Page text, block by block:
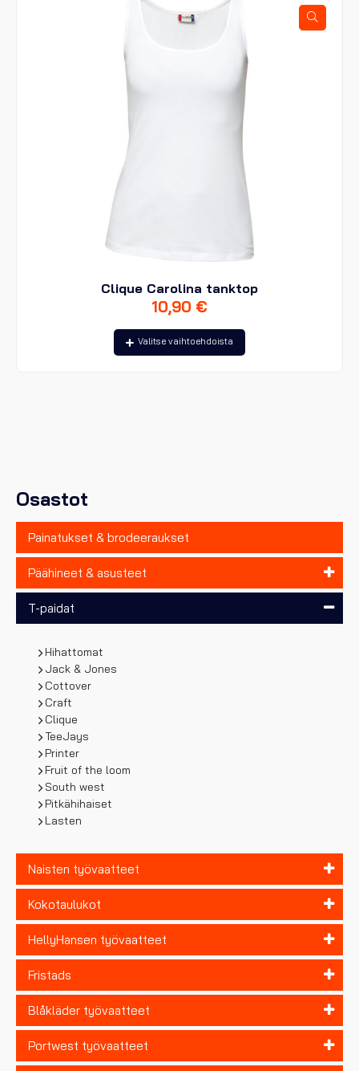
Osastot
Painatukset & brodeeraukset
Päähineet & asusteet
T-paidat
Hihattomat
Jack & Jones
Cottover
Craft
Clique
TeeJays
Printer
Fruit of the loom
South west
Pitkähihaiset
Lasten
Naisten työvaatteet
Kokotaulukot
HellyHansen työvaatteet
Fristads
Blåkläder työvaatteet
Portwest työvaatteet
tuotteen
sivulla.
Clique Carolina tanktop
10,90 €
Valitse vaihtoehdoista
Tällä
tuotteella